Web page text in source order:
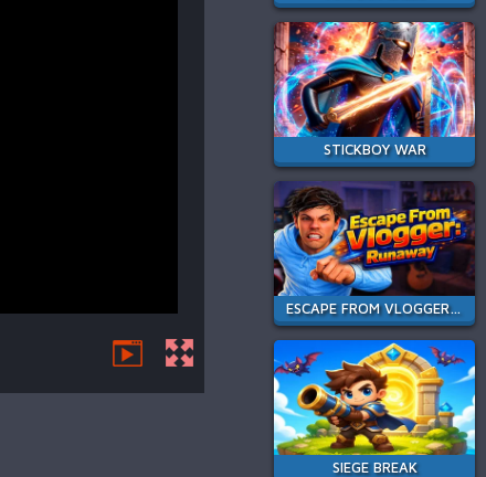
STICKBOY WAR
ESCAPE FROM VLOGGER: RUNAWAY
SIEGE BREAK